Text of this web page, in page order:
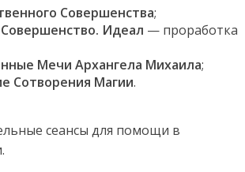
Совершенства;
Идеал — проработка
Мечи Архангела Михаила;
Сотворения Магии.
сеансы для помощи в